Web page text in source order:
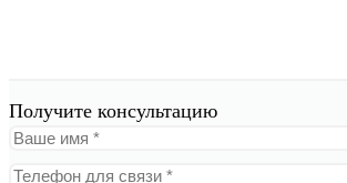
Получите консультацию